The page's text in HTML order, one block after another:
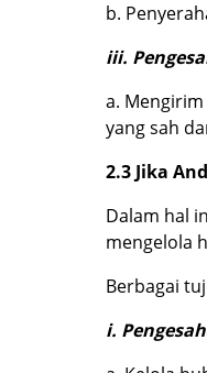
b.
iii.
a.
yang sah
2.3 Jika
Dalam hal
mengelola
Berbagai
i.